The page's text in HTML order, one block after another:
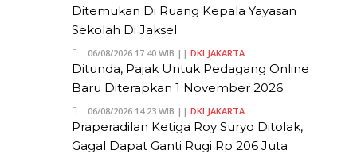
Ditemukan Di Ruang Kepala Yayasan
Sekolah Di Jaksel
06/08/2026 17:40 WIB || DKI JAKARTA
Ditunda, Pajak Untuk Pedagang Online
Baru Diterapkan 1 November 2026
06/08/2026 14:23 WIB || DKI JAKARTA
Praperadilan Ketiga Roy Suryo Ditolak,
Gagal Dapat Ganti Rugi Rp 206 Juta